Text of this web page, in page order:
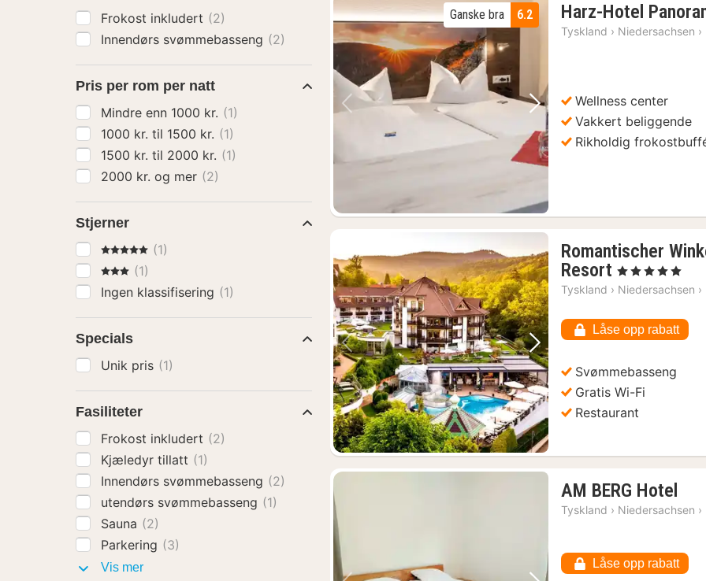
Forrige bilde Neste bilde
6.2
Ganske bra Harz-Hotel
Tyskland › Niedersachsen ›
Wellness center
Vakkert beliggende
Rikholdig
Forrige bilde Neste bilde
Romantischer
Resort 1
natt
2275
kr.
, 5 Stjerner
Tyskland › Niedersachsen ›
Låse opp rabatt
Svømmebasseng
Gratis Wi-Fi
Restaurant
AM BERG Hotel
kr.
Tyskland › Niedersachsen ›
Låse opp rabatt
Frokost inkludert (2)
Innendørs svømmebasseng (2)
Pris per rom per natt
Mindre enn 1000 kr. (1)
1000 kr. til 1500 kr. (1)
1500 kr. til 2000 kr. (1)
2000 kr. og mer (2)
Stjerner
5 Stjerner(1)
3 Stjerner
(1)
Ingen klassifisering (1)
Specials
Unik pris (1)
Fasiliteter
Frokost inkludert (2)
Kjæledyr tillatt (1)
Innendørs svømmebasseng (2)
utendørs svømmebasseng (1)
Sauna (2)
Parkering (3)
Vis merFasiliteter